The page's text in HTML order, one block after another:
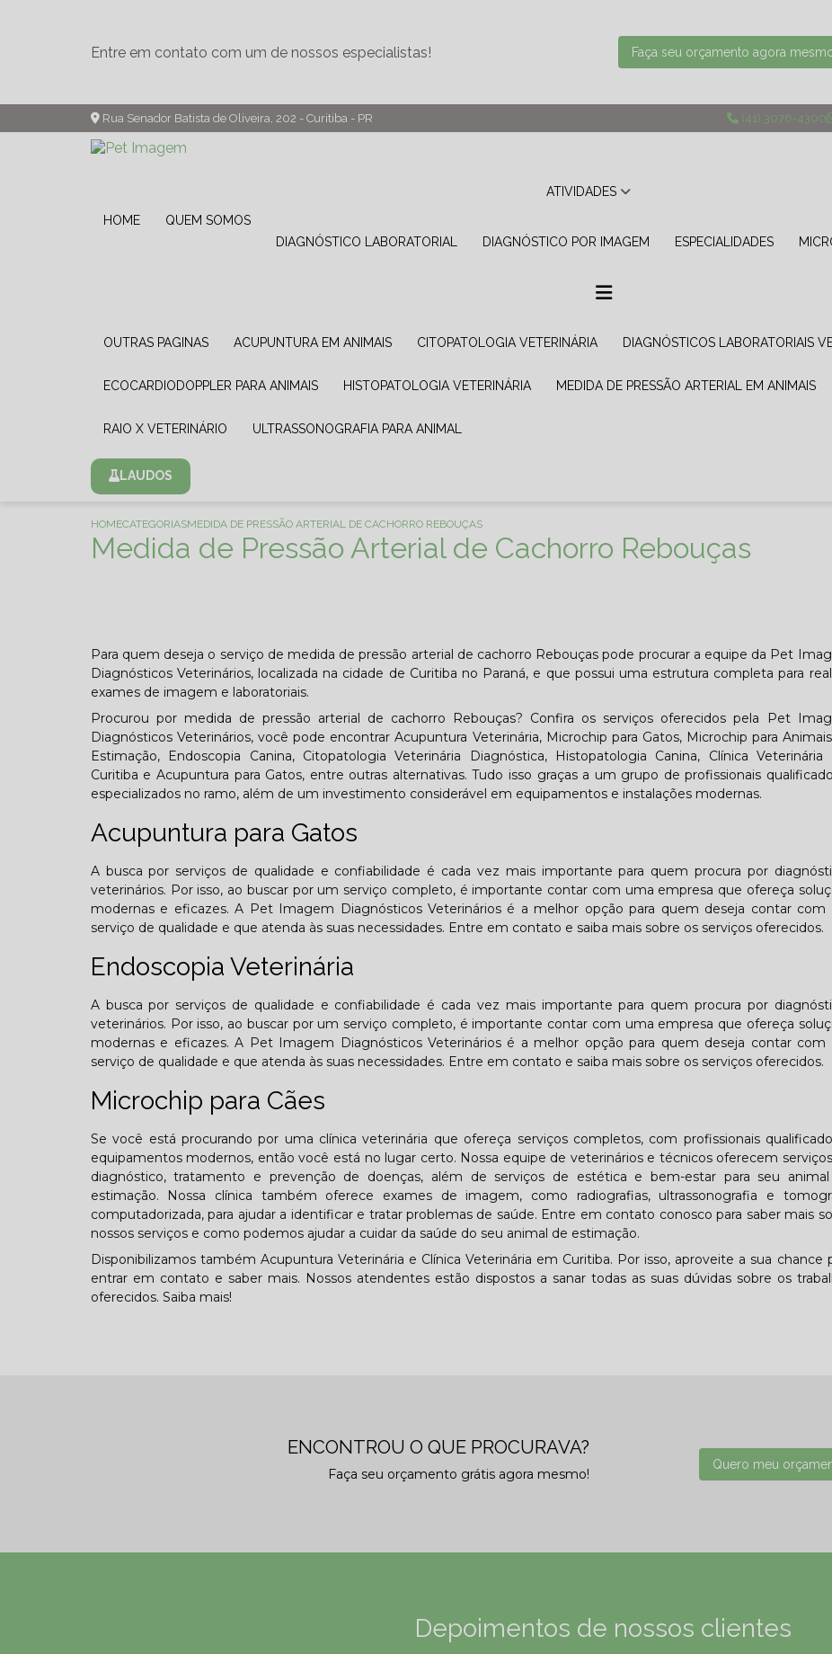
Entre em contato com um de nossos especialistas! Faça seu orçamento agora
Rua Senador Batista de Oliveira, 202 - Curitiba - PR (41) 3076-4300
HOME QUEM SOMOS
ATIVIDADES
DIAGNÓSTICO LABORATORIAL DIAGNÓSTICO POR IMAGEM ESPECIALIDADES
OUTRAS PAGINAS ACUPUNTURA EM ANIMAIS CITOPATOLOGIA VETERINÁRIA DIAGNÓSTICOS LABORATORIAIS
ECOCARDIODOPPLER PARA ANIMAIS HISTOPATOLOGIA VETERINÁRIA MEDIDA DE PRESSÃO ARTERIAL EM ANIMAIS
RAIO X VETERINÁRIO ULTRASSONOGRAFIA PARA ANIMAL
LAUDOS
HOMECATEGORIASMEDIDA DE PRESSÃO ARTERIAL DE CACHORRO REBOUÇAS
Medida de Pressão Arterial de Cachorro Rebouças
Para quem deseja o serviço de medida de pressão arterial de cachorro Rebouças pode procurar a equipe da Pet
Diagnósticos Veterinários, localizada na cidade de Curitiba no Paraná, e que possui uma estrutura completa para
exames de imagem e laboratoriais.
Procurou por medida de pressão arterial de cachorro Rebouças? Confira os serviços oferecidos pela Pet
Diagnósticos Veterinários, você pode encontrar Acupuntura Veterinária, Microchip para Gatos, Microchip para
Estimação, Endoscopia Canina, Citopatologia Veterinária Diagnóstica, Histopatologia Canina, Clínica Veterinária
Curitiba e Acupuntura para Gatos, entre outras alternativas. Tudo isso graças a um grupo de profissionais
especializados no ramo, além de um investimento considerável em equipamentos e instalações modernas.
Acupuntura para Gatos
A busca por serviços de qualidade e confiabilidade é cada vez mais importante para quem procura por
veterinários. Por isso, ao buscar por um serviço completo, é importante contar com uma empresa que ofereça
modernas e eficazes. A Pet Imagem Diagnósticos Veterinários é a melhor opção para quem deseja contar com
serviço de qualidade e que atenda às suas necessidades. Entre em contato e saiba mais sobre os serviços oferecidos.
Endoscopia Veterinária
A busca por serviços de qualidade e confiabilidade é cada vez mais importante para quem procura por
veterinários. Por isso, ao buscar por um serviço completo, é importante contar com uma empresa que ofereça
modernas e eficazes. A Pet Imagem Diagnósticos Veterinários é a melhor opção para quem deseja contar com
serviço de qualidade e que atenda às suas necessidades. Entre em contato e saiba mais sobre os serviços oferecidos.
Microchip para Cães
Se você está procurando por uma clínica veterinária que ofereça serviços completos, com profissionais
equipamentos modernos, então você está no lugar certo. Nossa equipe de veterinários e técnicos oferecem
diagnóstico, tratamento e prevenção de doenças, além de serviços de estética e bem-estar para seu
estimação. Nossa clínica também oferece exames de imagem, como radiografias, ultrassonografia e
computadorizada, para ajudar a identificar e tratar problemas de saúde. Entre em contato conosco para saber mais
nossos serviços e como podemos ajudar a cuidar da saúde do seu animal de estimação.
Disponibilizamos também Acupuntura Veterinária e Clínica Veterinária em Curitiba. Por isso, aproveite a sua chance
entrar em contato e saber mais. Nossos atendentes estão dispostos a sanar todas as suas dúvidas sobre os
oferecidos. Saiba mais!
ENCONTROU O QUE PROCURAVA?
Faça seu orçamento grátis agora mesmo!
Quero meu
Depoimentos de nossos clientes